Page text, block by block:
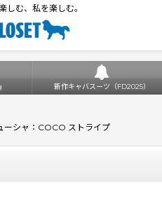
しむ、私を楽しむ。
新作キャバスーツ（FD2025）
シャ：COCO ストライプ